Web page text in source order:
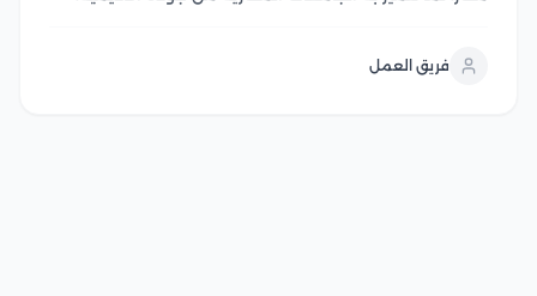
يتطلب استيفاء مجموعة من الشروط، في...
فريق العمل